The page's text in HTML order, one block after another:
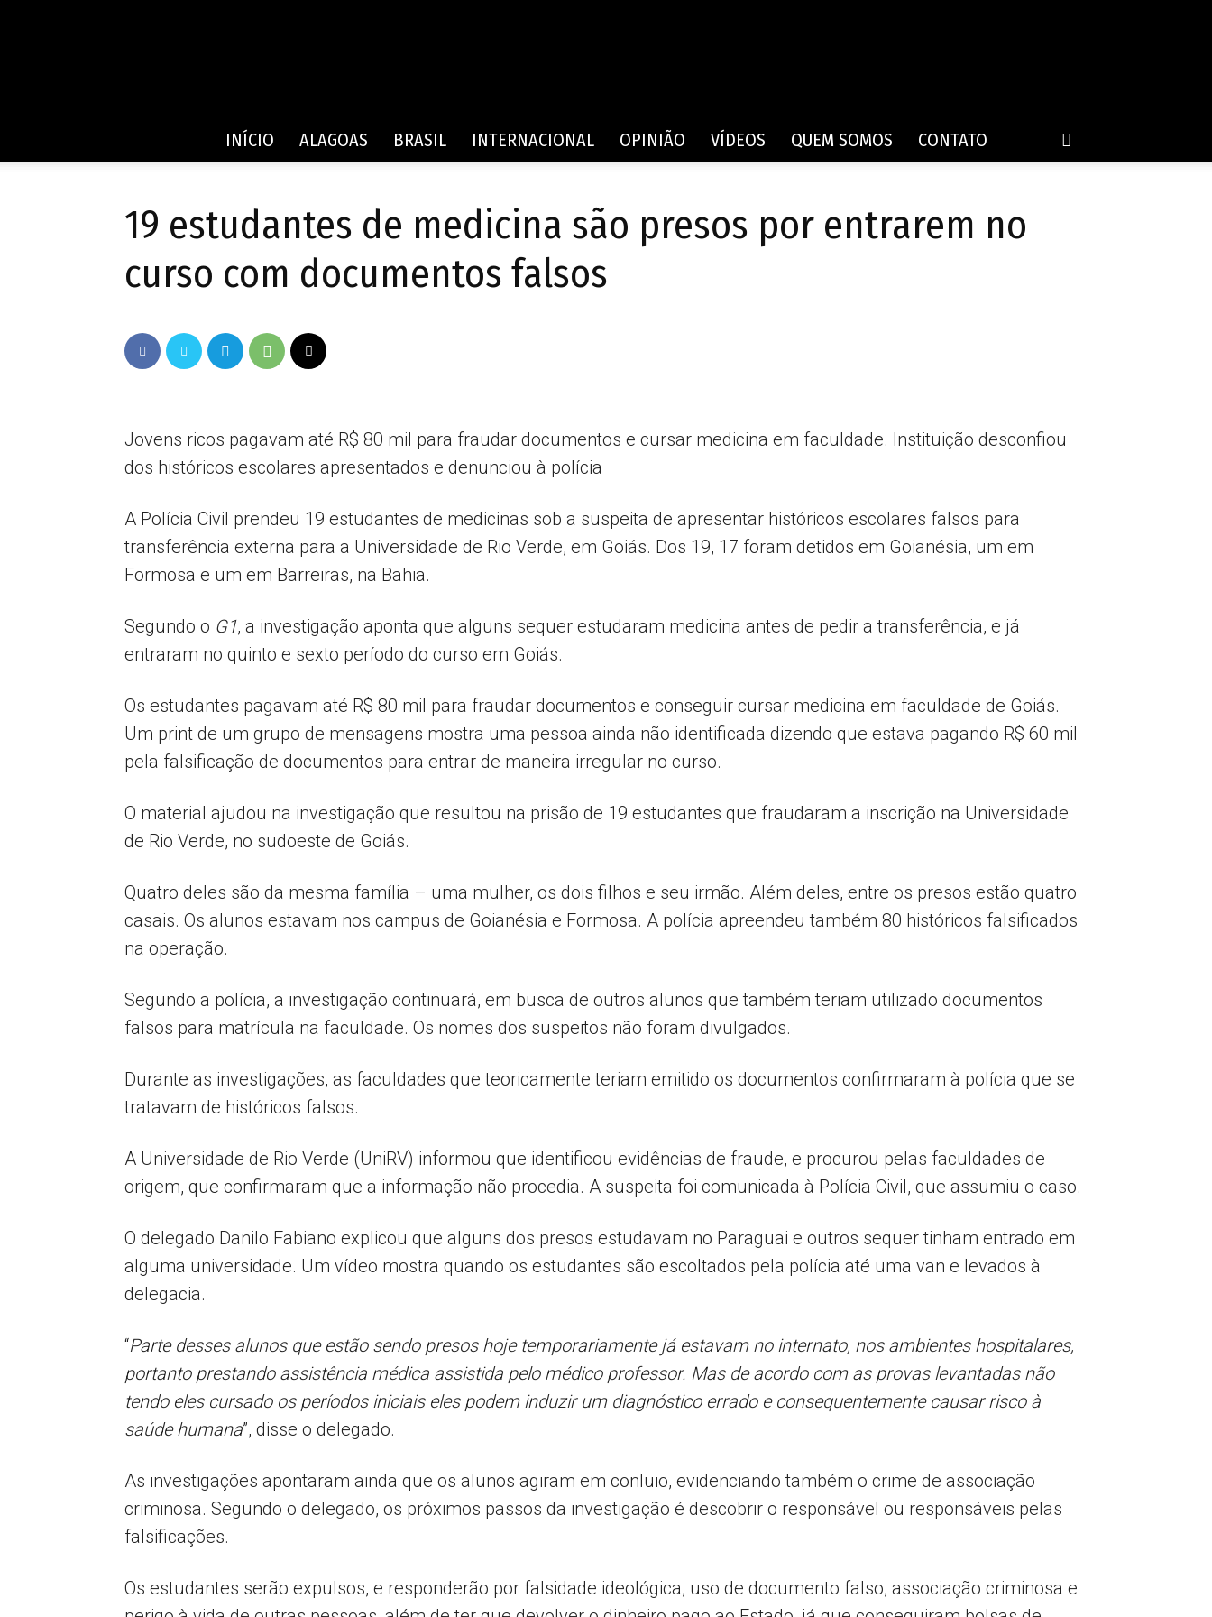
de
AL
INÍCIO ALAGOAS BRASIL INTERNACIONAL OPINIÃO VÍDEOS QUEM SOMOS CONTATO
19 estudantes de medicina são presos por entrarem no
curso com documentos falsos
Jovens ricos pagavam até R$ 80 mil para fraudar documentos e cursar medicina em faculdade. Instituição desconfiou
dos históricos escolares apresentados e denunciou à polícia
A Polícia Civil prendeu 19 estudantes de medicinas sob a suspeita de apresentar históricos escolares falsos para
transferência externa para a Universidade de Rio Verde, em Goiás. Dos 19, 17 foram detidos em Goianésia, um em
Formosa e um em Barreiras, na Bahia.
Segundo o G1, a investigação aponta que alguns sequer estudaram medicina antes de pedir a transferência, e já
entraram no quinto e sexto período do curso em Goiás.
Os estudantes pagavam até R$ 80 mil para fraudar documentos e conseguir cursar medicina em faculdade de Goiás.
Um print de um grupo de mensagens mostra uma pessoa ainda não identificada dizendo que estava pagando R$ 60 mil
pela falsificação de documentos para entrar de maneira irregular no curso.
O material ajudou na investigação que resultou na prisão de 19 estudantes que fraudaram a inscrição na Universidade
de Rio Verde, no sudoeste de Goiás.
Quatro deles são da mesma família – uma mulher, os dois filhos e seu irmão. Além deles, entre os presos estão quatro
casais. Os alunos estavam nos campus de Goianésia e Formosa. A polícia apreendeu também 80 históricos falsificados
na operação.
Segundo a polícia, a investigação continuará, em busca de outros alunos que também teriam utilizado documentos
falsos para matrícula na faculdade. Os nomes dos suspeitos não foram divulgados.
Durante as investigações, as faculdades que teoricamente teriam emitido os documentos confirmaram à polícia que se
tratavam de históricos falsos.
A Universidade de Rio Verde (UniRV) informou que identificou evidências de fraude, e procurou pelas faculdades de
origem, que confirmaram que a informação não procedia. A suspeita foi comunicada à Polícia Civil, que assumiu o caso.
O delegado Danilo Fabiano explicou que alguns dos presos estudavam no Paraguai e outros sequer tinham entrado em
alguma universidade. Um vídeo mostra quando os estudantes são escoltados pela polícia até uma van e levados à
delegacia.
“Parte desses alunos que estão sendo presos hoje temporariamente já estavam no internato, nos ambientes hospitalares,
portanto prestando assistência médica assistida pelo médico professor. Mas de acordo com as provas levantadas não
tendo eles cursado os períodos iniciais eles podem induzir um diagnóstico errado e consequentemente causar risco à
saúde humana”, disse o delegado.
As investigações apontaram ainda que os alunos agiram em conluio, evidenciando também o crime de associação
criminosa. Segundo o delegado, os próximos passos da investigação é descobrir o responsável ou responsáveis pelas
falsificações.
Os estudantes serão expulsos, e responderão por falsidade ideológica, uso de documento falso, associação criminosa e